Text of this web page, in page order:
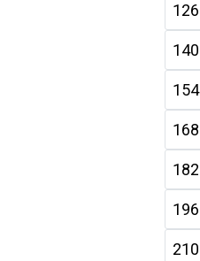
126
140
154
168
182
196
210